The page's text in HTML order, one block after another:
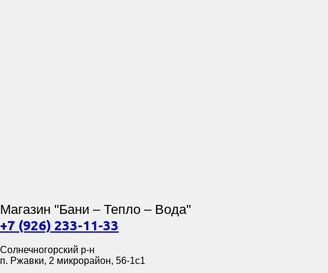
Магазин "Бани – Тепло – Вода"
+7 (926) 233-11-33
Солнечногорский р-н
п. Ржавки, 2 микрорайон, 56-1с1